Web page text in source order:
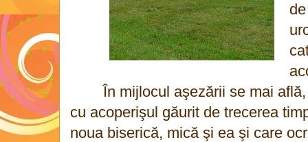
În mijlocul aşezării se mai
cu acoperişul găurit de trecerea
noua biserică, mică şi ea şi care